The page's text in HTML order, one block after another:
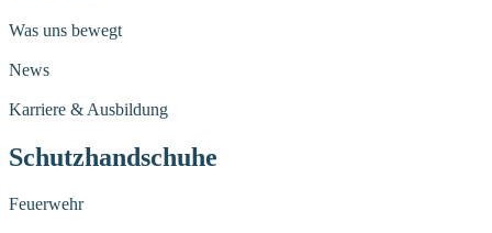
Was uns bewegt
News
Karriere & Ausbildung
Schutzhandschuhe
Feuerwehr